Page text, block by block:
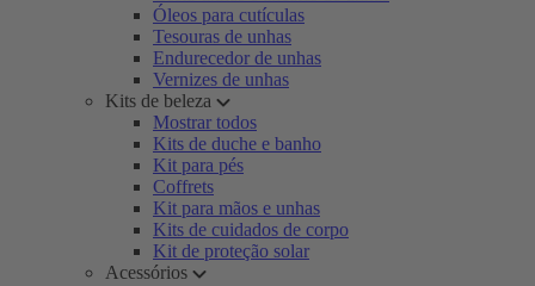
Óleos para cutículas
Tesouras de unhas
Endurecedor de unhas
Vernizes de unhas
Kits de beleza
Mostrar todos
Kits de duche e banho
Kit para pés
Coffrets
Kit para mãos e unhas
Kits de cuidados de corpo
Kit de proteção solar
Acessórios